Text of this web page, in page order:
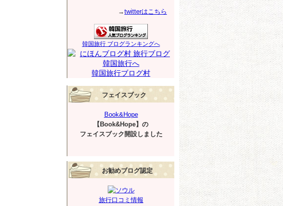
→twitterはこちら
韓国旅行 ブログランキングへ
韓国旅行ブログ村
フェイスブック
Book&Hope
【Book&Hope】の
フェイスブック開設しました
お勧めブログ認定
旅行口コミ情報